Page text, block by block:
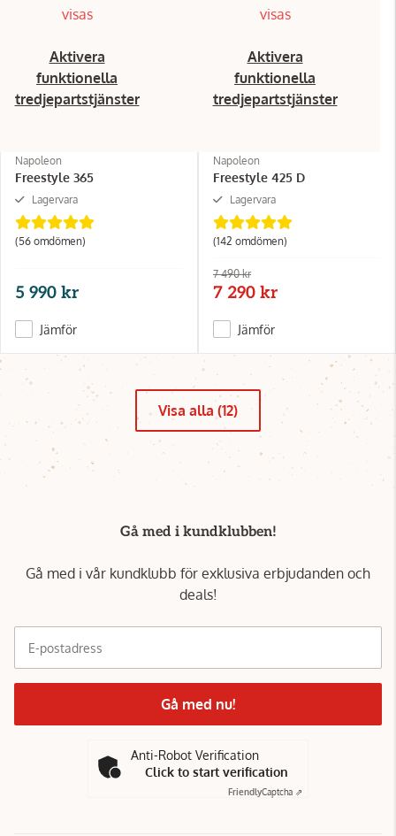
visas
Aktivera
funktionella
tredjepartstjänster
Napoleon
Freestyle 365
Lagervara
(56 omdömen)
5 990 kr
Jämför
visas
Aktivera
funktionella
tredjepartstjänster
Napoleon
Freestyle 425 D
Lagervara
(142 omdömen)
7 490 kr
7 290 kr
Jämför
Visa alla (12)
Gå med i kundklubben!
Gå med i vår kundklubb för exklusiva erbjudanden och
deals!
E-postadress
Gå med nu!
Anti-Robot Verification
Click to start verification
FriendlyCaptcha ⇗